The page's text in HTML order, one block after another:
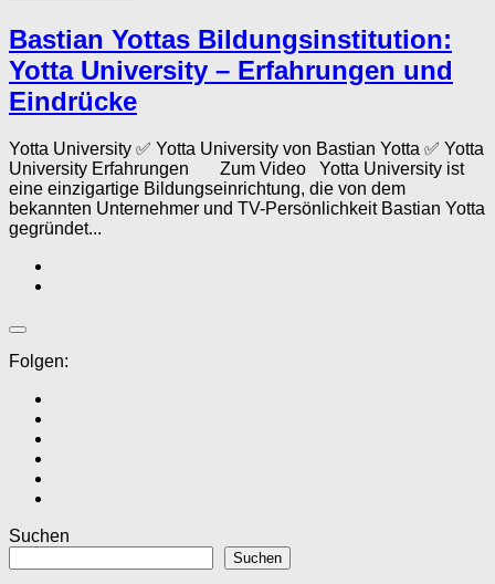
Bastian Yottas Bildungsinstitution:
Yotta University – Erfahrungen und
Eindrücke
Yotta University ✅ Yotta University von Bastian Yotta ✅ Yotta
University Erfahrungen Zum Video Yotta University ist
eine einzigartige Bildungseinrichtung, die von dem
bekannten Unternehmer und TV-Persönlichkeit Bastian Yotta
gegründet...
Folgen:
Suchen
Suchen